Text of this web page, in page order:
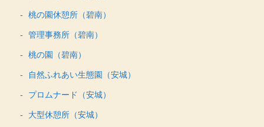
桃の園休憩所（碧南）
管理事務所（碧南）
桃の園（碧南）
自然ふれあい生態園（安城）
プロムナード（安城）
大型休憩所（安城）